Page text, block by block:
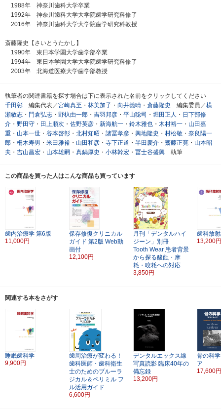
1988年 神奈川歯科大学卒業
1992年 神奈川歯科大学大学院歯学研究科修了
2016年 神奈川歯科大学大学院歯学研究科教授
斎藤隆史【さいとうたかし】
1990年 東日本学園大学歯学部卒業
1994年 東日本学園大学大学院歯学研究科修了
2003年 北海道医療大学歯学部教授
執筆者の関連書籍を探す場合は下に表示された名前をクリックしてください
千田彰 編集代表／宮崎真至 ・ 林美加子 ・ 向井義晴 ・ 斎藤隆史 編集委員／横
瀬敏志 ・ 門倉弘志 ・ 野杁由一郎 ・ 吉羽邦彦 ・ 平山聡司 ・ 堀田正人 ・ 日下部修
介 ・ 野田守 ・ 田上順次 ・ 佐野英彦 ・ 新海航一 ・ 鈴木雅也 ・ 木村裕一 ・ 山田嘉
重 ・ 山本一世 ・ 谷本啓彰 ・ 北村知昭 ・ 諸冨孝彦 ・ 興地隆史 ・ 村松敬 ・ 奈良陽一
郎 ・ 柵木寿男 ・ 米田雅裕 ・ 山田和彦 ・ 寺下正道 ・ 半田慶介 ・ 齋藤正寛 ・ 山本昭
夫 ・ 吉山昌宏 ・ 山本雄嗣 ・ 真鍋厚史 ・ 小林幹宏 ・ 冨士谷盛興 執筆
この商品を買った人はこんな商品も買っています
歯内治療学 第6版
11,000円
保存修復クリニカル
ガイド 第2版 Web動
画付
12,100円
月刊「デンタルハイ
ジーン」別冊
Tooth Wear 患者背景
から探る酸蝕・摩
耗・咬耗への対応
3,850円
歯科放
13,200
関連する本をさがす
睡眠歯科学
9,900円
歯周治療が変わる！
歯科医師・歯科衛生
士のためのブルーラ
ジカル＆ペリミル フ
ル活用ガイド
6,600円
デンタルエックス線
写真読影 臨床40年の
備忘録
13,200円
骨の科学
ア
17,600